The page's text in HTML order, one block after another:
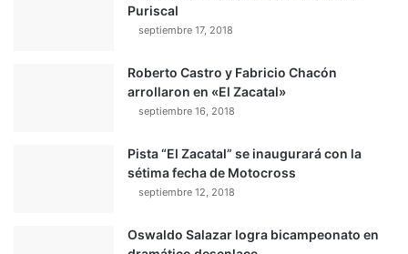
Puriscal
septiembre 17, 2018
Roberto Castro y Fabricio Chacón
arrollaron en «El Zacatal»
septiembre 16, 2018
Pista “El Zacatal” se inaugurará con la
sétima fecha de Motocross
septiembre 12, 2018
Oswaldo Salazar logra bicampeonato en